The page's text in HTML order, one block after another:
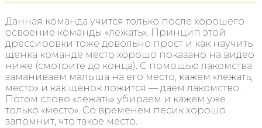
Данная команда учится только после хорошего
освоение команды «лежать». Принцип этой
дрессировки тоже довольно прост и как научить
щенка команде место хорошо показано на видео
ниже (смотрите до конца). С помощью лакомства
заманиваем малыша на его место, кажем «лежать,
место» и как щенок ложится — даем лакомство.
Потом слово «лежать» убираем и кажем уже
только «место». Со временем песик хорошо
запомнит, что такое место.